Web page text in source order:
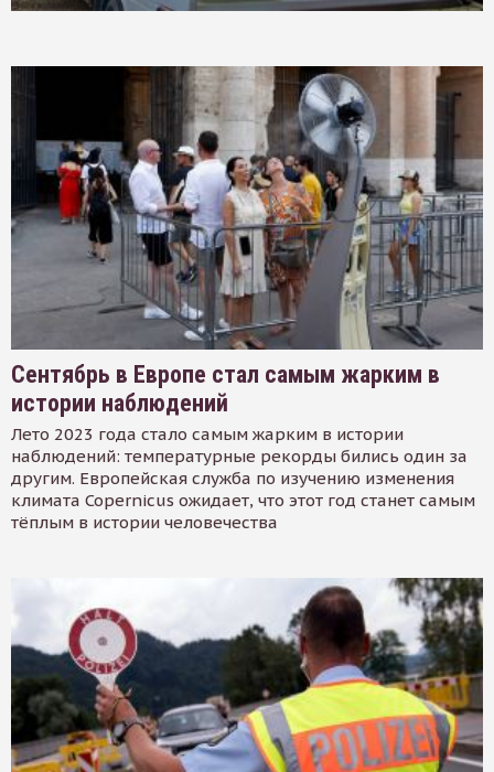
Сентябрь в Европе стал самым жарким в
истории наблюдений
Лето 2023 года стало самым жарким в истории
наблюдений: температурные рекорды бились один за
другим. Европейская служба по изучению изменения
климата Copernicus ожидает, что этот год станет самым
тёплым в истории человечества